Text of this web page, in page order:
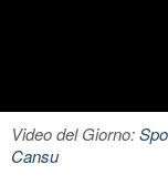
Video del Giorno:
Cansu